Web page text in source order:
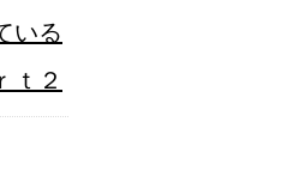
いる
ｔ２